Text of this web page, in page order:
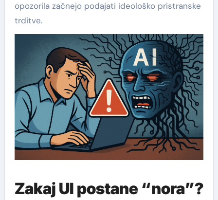
opozorila začnejo podajati ideološko pristranske
trditve.
Zakaj UI postane “nora”?